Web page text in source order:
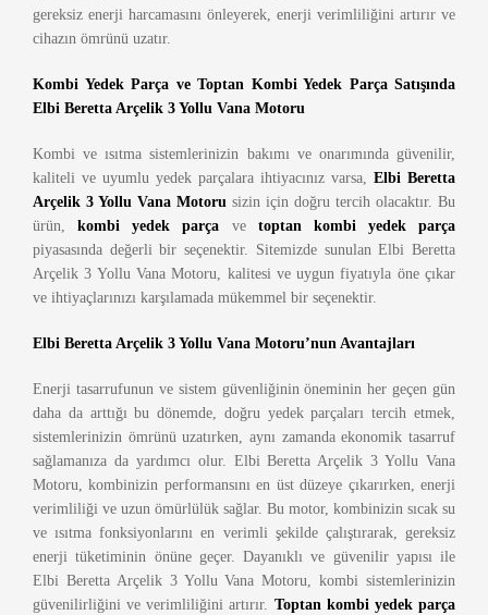
gereksiz enerji harcamasını önleyerek, enerji verimliliğini artırır ve
cihazın ömrünü uzatır.
Kombi Yedek Parça ve Toptan Kombi Yedek Parça Satışında
Elbi Beretta Arçelik 3 Yollu Vana Motoru
Kombi ve ısıtma sistemlerinizin bakımı ve onarımında güvenilir,
kaliteli ve uyumlu yedek parçalara ihtiyacınız varsa, Elbi Beretta
Arçelik 3 Yollu Vana Motoru sizin için doğru tercih olacaktır. Bu
ürün,kombi yedek parça ve toptan kombi yedek parça
piyasasında değerli bir seçenektir. Sitemizde sunulan Elbi Beretta
Arçelik 3 Yollu Vana Motoru, kalitesi ve uygun fiyatıyla öne çıkar
ve ihtiyaçlarınızı karşılamada mükemmel bir seçenektir.
Elbi Beretta Arçelik 3 Yollu Vana Motoru’nun Avantajları
Enerji tasarrufunun ve sistem güvenliğinin öneminin her geçen gün
daha da arttığı bu dönemde, doğru yedek parçaları tercih etmek,
sistemlerinizin ömrünü uzatırken, aynı zamanda ekonomik tasarruf
sağlamanıza da yardımcı olur. Elbi Beretta Arçelik 3 Yollu Vana
Motoru, kombinizin performansını en üst düzeye çıkarırken, enerji
verimliliği ve uzun ömürlülük sağlar. Bu motor, kombinizin sıcak su
ve ısıtma fonksiyonlarını en verimli şekilde çalıştırarak, gereksiz
enerji tüketiminin önüne geçer. Dayanıklı ve güvenilir yapısı ile
Elbi Beretta Arçelik 3 Yollu Vana Motoru, kombi sistemlerinizin
güvenilirliğini ve verimliliğini artırır. Toptan kombi yedek parça